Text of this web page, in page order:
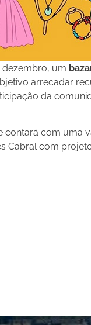
dezembro, um
arrecadar
da
contará com uma
Cabral com